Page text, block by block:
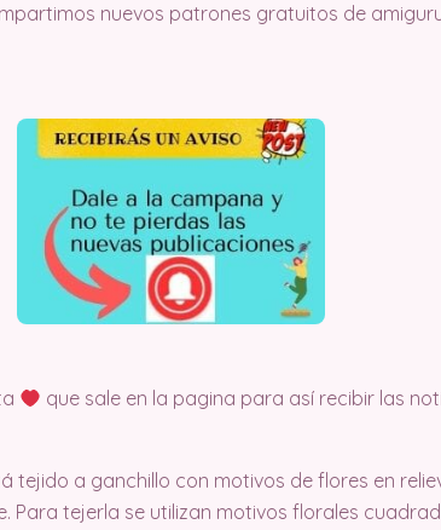
nuevos patrones gratuitos de
que sale en la pagina para así recibir las
tejido a ganchillo con motivos de flores en
Para tejerla se utilizan motivos florales